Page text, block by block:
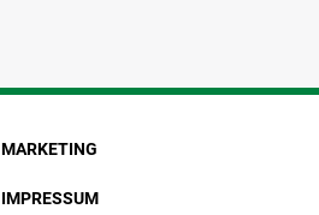
MARKETING
IMPRESSUM